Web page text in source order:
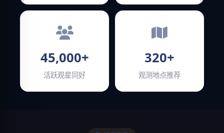
45,000+
活跃观星同好
320+
观测地点推荐